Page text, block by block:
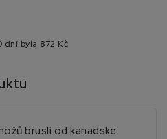
dní byla 872 Kč
bruslí od kanadské